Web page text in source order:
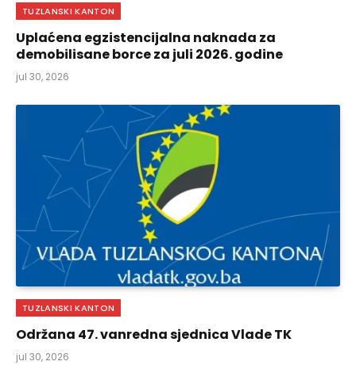
TUZLANSKI KANTON
Uplaćena egzistencijalna naknada za
demobilisane borce za juli 2026. godine
jul 30, 2026
TUZLANSKI KANTON
Održana 47. vanredna sjednica Vlade TK
jul 30, 2026